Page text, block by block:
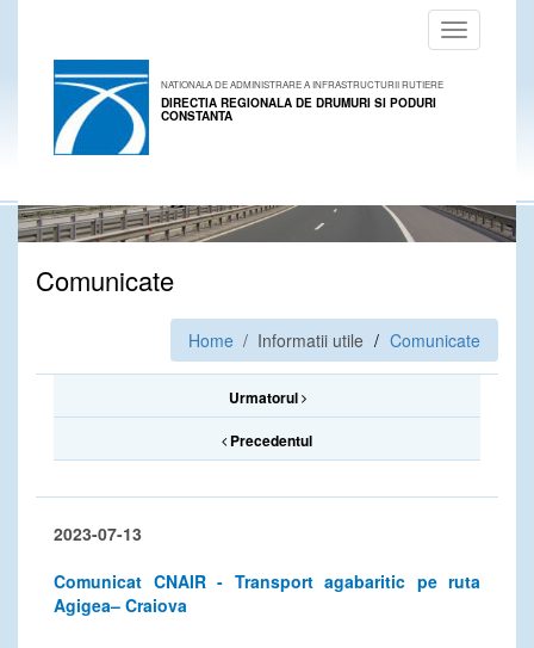
Toggle
navigation
NATIONALA DE ADMINISTRARE A INFRASTRUCTURII RUTIERE
DIRECTIA REGIONALA DE DRUMURI SI PODURI
CONSTANTA
Comunicate
Home / Informatii utile Comunicate
Urmatorul
Precedentul
2023-07-13
Comunicat CNAIR - Transport agabaritic pe ruta
Agigea– Craiova